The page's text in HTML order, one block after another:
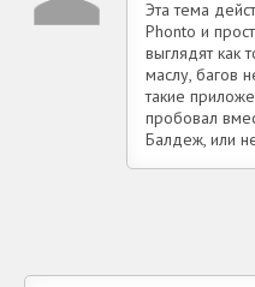
Эта тема
Phonto и
выглядят как
маслу, багов
такие
пробовал
Балдеж, или